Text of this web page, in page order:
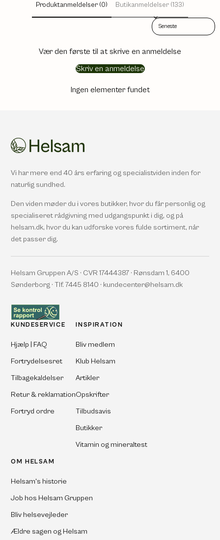
Produktanmeldelser (0) Butikanmeldelser (133)
Sort reviews by
Vær den første til at skrive en anmeldelse
Skriv en anmeldelse
Ingen elementer fundet
Vi har mere end 40 års erfaring og specialistviden inden for
naturlig sundhed.
Den viden møder du i vores butikker, hvor du får personlig og
specialiseret rådgivning med udgangspunkt i dig, og på
helsam.dk, hvor du kan udforske vores fulde sortiment, når
det passer dig.
Helsam Gruppen A/S · CVR 17444387 · Rønsdam 1, 6400
Sønderborg · Tlf. 7445 8140 · kundecenter@helsam.dk
KUNDESERVICE
Hjælp | FAQ
Fortrydelsesret
Tilbagekaldelser
Retur & reklamation
Fortryd ordre
INSPIRATION
Bliv medlem
Klub Helsam
Artikler
Opskrifter
Tilbudsavis
Butikker
Vitamin og mineraltest
OM HELSAM
Helsam's historie
Job hos Helsam Gruppen
Bliv helsevejleder
Ældre sagen og Helsam